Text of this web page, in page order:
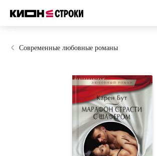
Современные любовные романы